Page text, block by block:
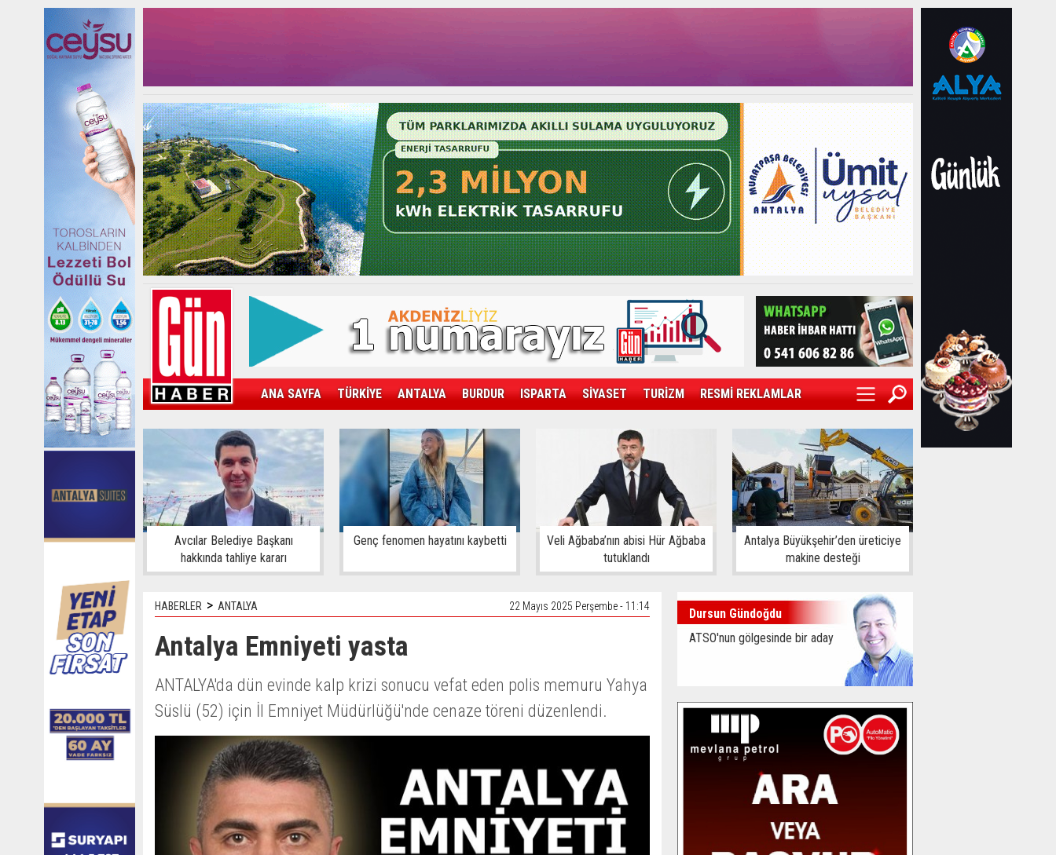
ANA SAYFA TÜRKİYE ANTALYA BURDUR ISPARTA SİYASET TURİZM RESMİ REKLAMLAR
KAMPÜS SPOR GÜN'ÜN ÜRÜNÜ SAĞLIK EKONOMİ DÜNYA
Avcılar Belediye Başkanı
hakkında tahliye kararı
Genç fenomen hayatını kaybetti
Veli Ağbaba’nın abisi Hür Ağbaba
tutuklandı
Antalya Büyükşehir’den üreticiye
makine desteği
HABERLER > ANTALYA 22 Mayıs 2025 Perşembe - 11:14
Antalya Emniyeti yasta
ANTALYA'da dün evinde kalp krizi sonucu vefat eden polis memuru Yahya
Süslü (52) için İl Emniyet Müdürlüğü'nde cenaze töreni düzenlendi.
Dursun Gündoğdu
ATSO'nun gölgesinde bir aday